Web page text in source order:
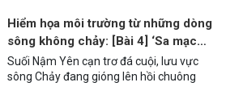
và nghiên cứu khoa học. Sự kiện thiết lập
khuôn khổ hợp tác giữa hai đơn vị, hướng
tới phát huy thế mạnh về đào tạo nguồn
nhân lực, nghiên cứu khoa học và
Hiểm họa môi trường từ những dòng
sông không chảy: [Bài 4] ‘Sa mạc
đá’ dưới chân đập thủy điện
Suối Nậm Yên cạn trơ đá cuội, lưu vực
sông Chảy đang gióng lên hồi chuông